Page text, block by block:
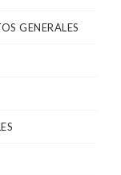
GENERALES